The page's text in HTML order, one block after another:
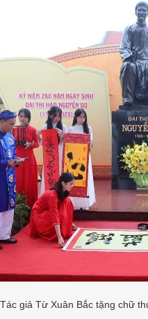
Tác giả Từ Xuân Bắc tặng chữ